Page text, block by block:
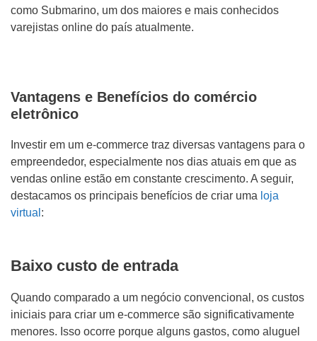
como Submarino, um dos maiores e mais conhecidos
varejistas online do país atualmente.
Vantagens e Benefícios do comércio
eletrônico
Investir em um e-commerce traz diversas vantagens para o
empreendedor, especialmente nos dias atuais em que as
vendas online estão em constante crescimento. A seguir,
destacamos os principais benefícios de criar uma loja
virtual :
Baixo custo de entrada
Quando comparado a um negócio convencional, os custos
iniciais para criar um e-commerce são significativamente
menores. Isso ocorre porque alguns gastos, como aluguel